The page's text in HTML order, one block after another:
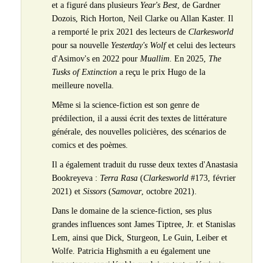
et a figuré dans plusieurs Year's Best , de Gardner
Dozois, Rich Horton, Neil Clarke ou Allan Kaster. Il
a remporté le prix 2021 des lecteurs deClarkesworld
pour sa nouvelle Yesterday's Wolfet celui des lecteurs
d'Asimov's en 2022 pour Muallim . En 2025, The
Tusks of Extinction a reçu le prix Hugo de la
meilleure novella.
Même si la science-fiction est son genre de
prédilection, il a aussi écrit des textes de littérature
générale, des nouvelles policières, des scénarios de
comics et des poèmes.
Il a également traduit du russe deux textes d'Anastasia
Bookreyeva : Terra Rasa (Clarkesworld #173, février
2021) etSissors (Samovar, octobre 2021).
Dans le domaine de la science-fiction, ses plus
grandes influences sont James Tiptree, Jr. et Stanislas
Lem, ainsi que Dick, Sturgeon, Le Guin, Leiber et
Wolfe. Patricia Highsmith a eu également une